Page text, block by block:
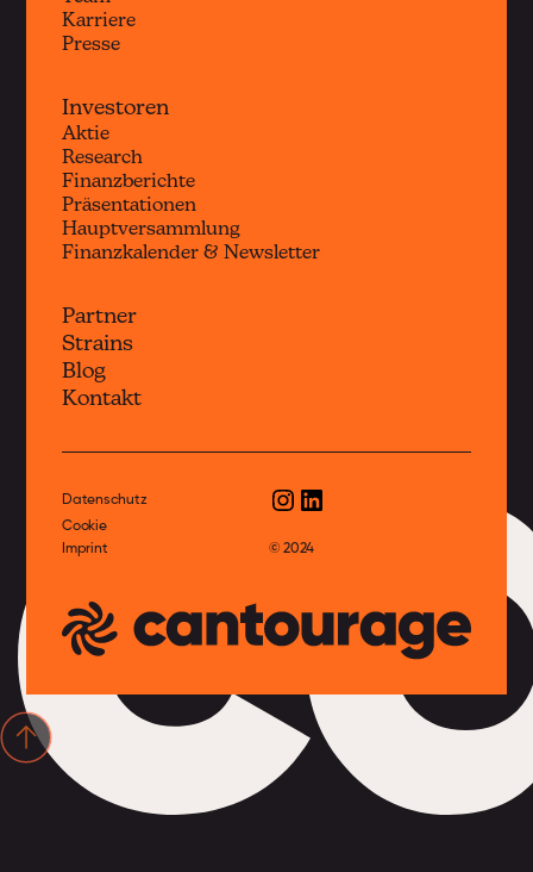
Karriere
Presse
Investoren
Aktie
Research
Finanzberichte
Präsentationen
Hauptversammlung
Finanzkalender & Newsletter
Partner
Strains
Blog
Kontakt
Datenschutz
Cookie
Imprint
© 2024